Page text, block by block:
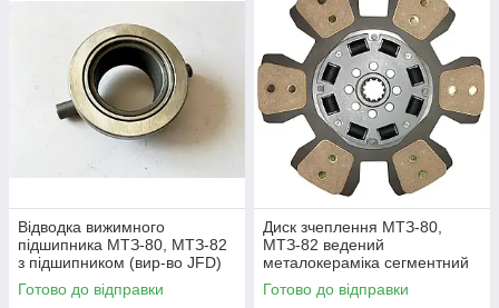
Відводка вижимного
підшипника МТЗ-80, МТЗ-82
з підшипником (вир-во JFD)
підшипник вижимний МТЗ 50-
1601180 / 986714КС17
Готово до відправки
Диск зчеплення МТЗ-80,
МТЗ-82 ведений
металокераміка сегментний
гумовий демпфер (ТМ JFD)
85-1601130-А / 85-1601130
Готово до відправки